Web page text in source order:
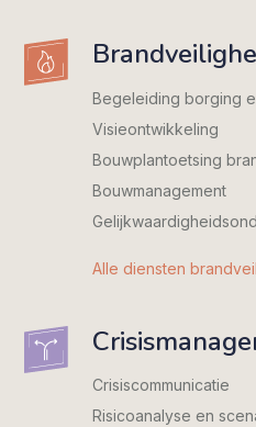
Begeleiding borging
Visieontwikkeling
Bouwplantoetsing
Bouwmanagement
Alle diensten
Crisiscommunicatie
Risicoanalyse en